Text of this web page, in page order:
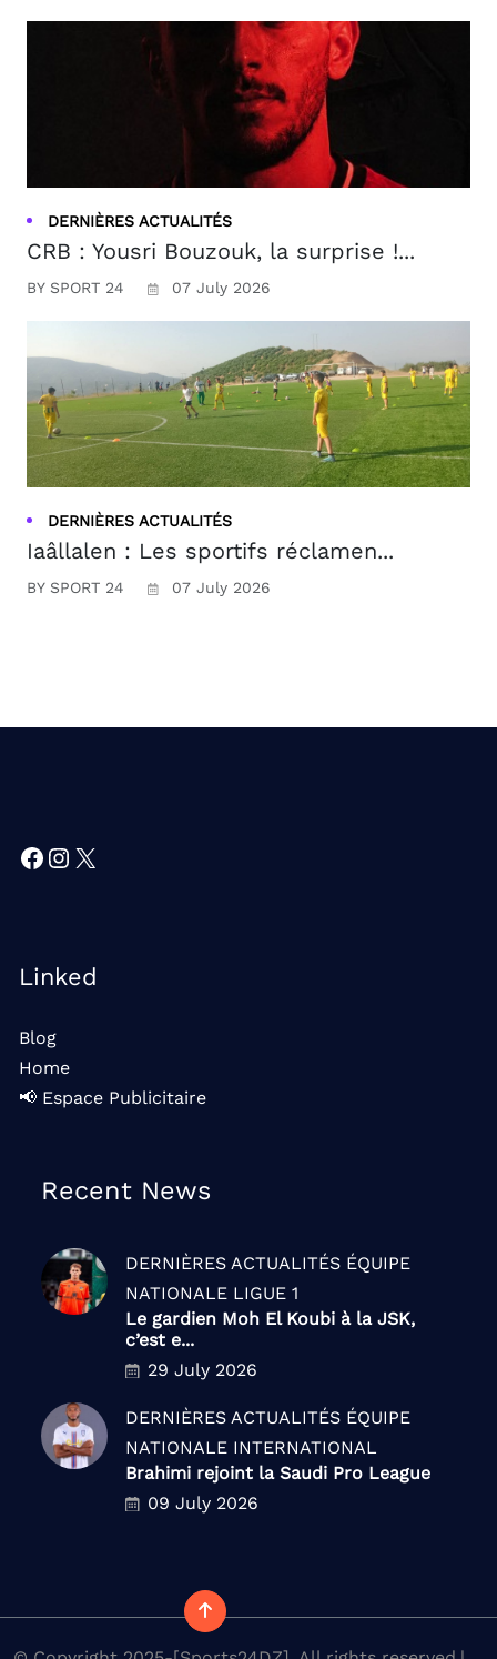
DERNIÈRES ACTUALITÉS
CRB : Yousri Bouzouk, la surprise !...
BY SPORT 24 07 July 2026
DERNIÈRES ACTUALITÉS
Iaâllalen : Les sportifs réclamen...
BY SPORT 24 07 July 2026
Facebook
Instagram
X
Linked
Blog
Home
📢 Espace Publicitaire
Recent News
DERNIÈRES ACTUALITÉS ÉQUIPE
NATIONALE LIGUE 1
Le gardien Moh El Koubi à la JSK,
c’est e...
29 July 2026
DERNIÈRES ACTUALITÉS ÉQUIPE
NATIONALE INTERNATIONAL
Brahimi rejoint la Saudi Pro League
09 July 2026